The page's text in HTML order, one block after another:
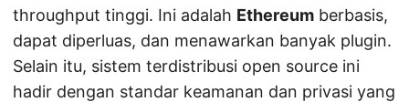
throughput tinggi. Ini adalah Ethereum berbasis,
dapat diperluas, dan menawarkan banyak plugin.
Selain itu, sistem terdistribusi open source ini
hadir dengan standar keamanan dan privasi yang